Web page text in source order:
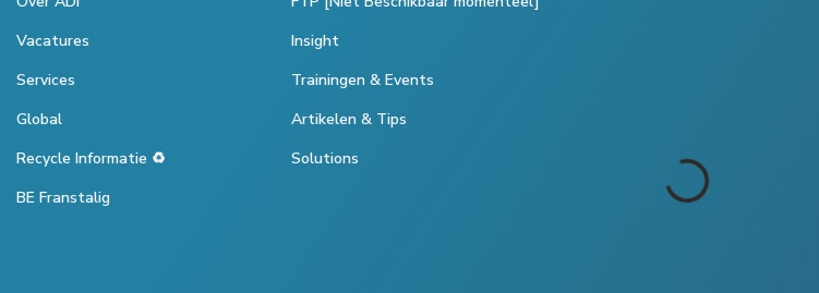
Vacatures
Services
Global
Recycle Informatie ♻️
BE Franstalig
Insight
Trainingen & Events
Artikelen & Tips
Solutions